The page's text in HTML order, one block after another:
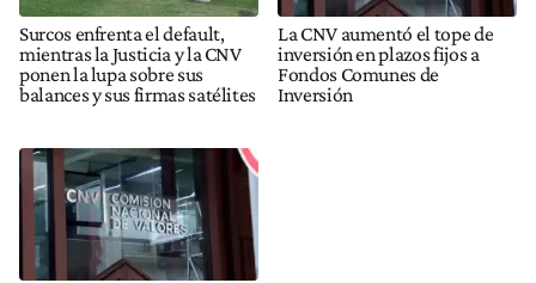
Surcos enfrenta el default,
mientras la Justicia y la CNV
ponen la lupa sobre sus
balances y sus firmas satélites
La CNV aumentó el tope de
inversión en plazos fijos a
Fondos Comunes de
Inversión